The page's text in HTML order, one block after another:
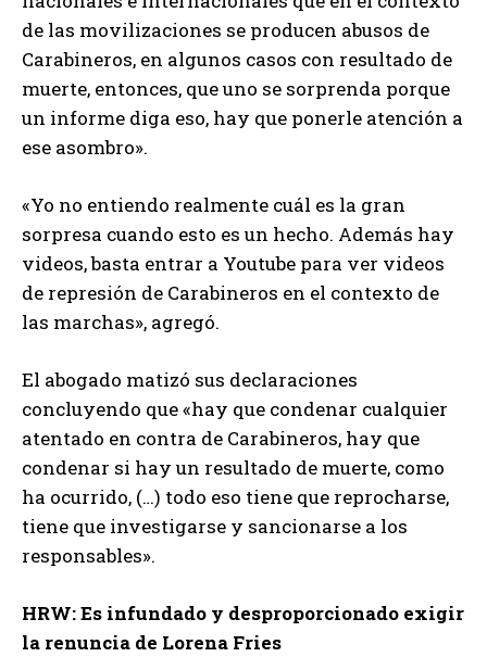
de las movilizaciones se producen abusos de
Carabineros, en algunos casos con resultado de
muerte, entonces, que uno se sorprenda porque
un informe diga eso, hay que ponerle atención a
ese asombro».
«Yo no entiendo realmente cuál es la gran
sorpresa cuando esto es un hecho. Además hay
videos, basta entrar a Youtube para ver videos
de represión de Carabineros en el contexto de
las marchas», agregó.
El abogado matizó sus declaraciones
concluyendo que «hay que condenar cualquier
atentado en contra de Carabineros, hay que
condenar si hay un resultado de muerte, como
ha ocurrido, (…) todo eso tiene que reprocharse,
tiene que investigarse y sancionarse a los
responsables».
HRW: Es infundado y desproporcionado exigir
la renuncia de Lorena Fries